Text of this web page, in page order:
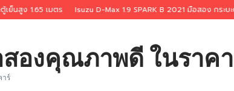
เมตร Isuzu D-Max 1.9 SPARK B 2021 มือสอง กระบะตู้เย็นสูง
สองคุณภาพดี ในราค
าร์